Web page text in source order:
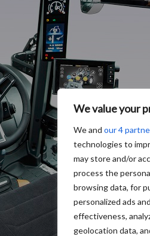
We value your
We and our 4
technologies to
may store and/or
process the
browsing data, for
personalized ads
effectiveness,
geolocation data,